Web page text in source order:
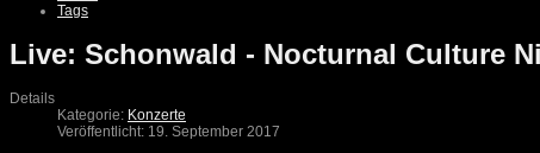
Tags
Live: Schonwald - Nocturnal Culture
Details
Kategorie: Konzerte
Veröffentlicht: 19. September 2017